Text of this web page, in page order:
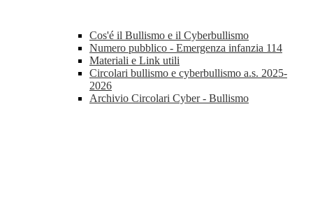
Cos'é il Bullismo e il Cyberbullismo
Numero pubblico - Emergenza infanzia 114
Materiali e Link utili
Circolari bullismo e cyberbullismo a.s. 2025-
2026
Archivio Circolari Cyber - Bullismo